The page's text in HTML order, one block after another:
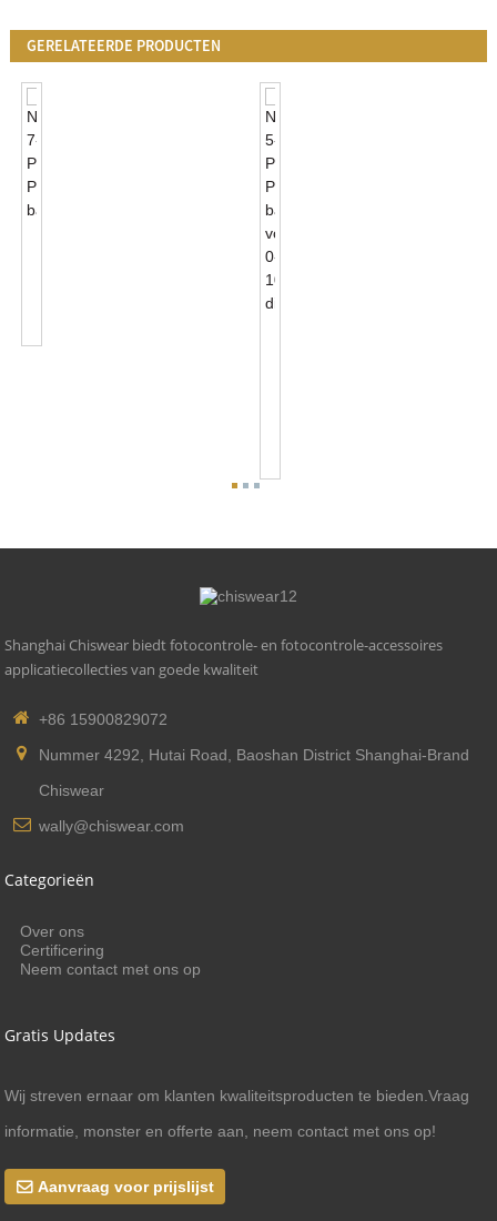
GERELATEERDE PRODUCTEN
Shanghai Chiswear biedt fotocontrole- en fotocontrole-accessoires
applicatiecollecties van goede kwaliteit
+86 15900829072
Nummer 4292, Hutai Road, Baoshan District Shanghai-Brand
Chiswear
wally@chiswear.com
Categorieën
Over ons
Certificering
Neem contact met ons op
Gratis Updates
Wij streven ernaar om klanten kwaliteitsproducten te bieden.Vraag
informatie, monster en offerte aan, neem contact met ons op!
Aanvraag voor prijslijst